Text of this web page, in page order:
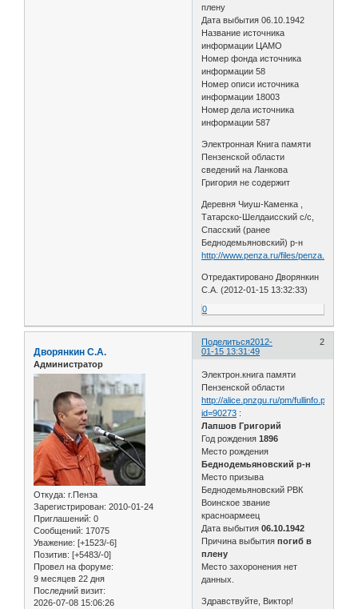
плену
Дата выбытия 06.10.1942
Название источника
информации ЦАМО
Номер фонда источника
информации 58
Номер описи источника
информации 18003
Номер дела источника
информации 587
Электронная Книга памяти
Пензенской области
сведений на Ланкова
Григория не содержит
Деревня Чиуш-Каменка ,
Татарско-Шелдаисский с/с,
Спасский (ранее
Беднодемьяновский) р-н
http://www.penza.ru/files/penza.ru/
Отредактировано Дворянкин
С.А. (2012-01-15 13:32:33)
0
Поделиться 2
2012-
01-15 13:31:49
Дворянкин С.А.
Администратор
Откуда: г.Пенза
Зарегистрирован: 2010-01-24
Приглашений: 0
Сообщений: 17075
Уважение: [+1523/-6]
Позитив: [+5483/-0]
Провел на форуме:
9 месяцев 22 дня
Последний визит:
2026-07-08 15:06:26
Электрон.книга памяти
Пензенской области
http://alice.pnzgu.ru/pm/fullinfo.php?
id=90273 :
Лапшов Григорий
Год рождения1896
Место рождения
Беднодемьяновский р-н
Место призыва
Беднодемьяновский РВК
Воинское звание
красноармеец
Дата выбытия06.10.1942
Причина выбытияпогиб в
плену
Место захоронения нет
данных.
Здравствуйте, Виктор!